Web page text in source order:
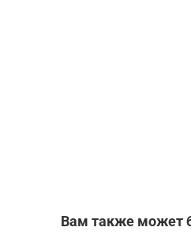
Вам также может